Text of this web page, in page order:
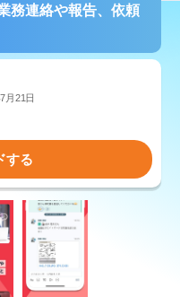
務連絡や報告、依頼
月21日
する